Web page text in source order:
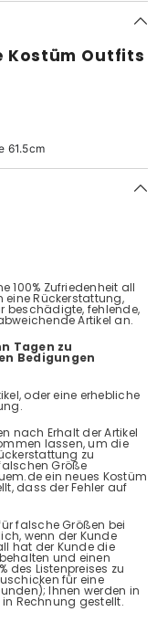
Kostüm Outfits
61.5cm
100% Zufriedenheit all
eine Rückerstattung,
beschädigte, fehlende,
Artikel an.
Tagen zu
Bedigungen
oder eine erhebliche
nach Erhalt der Artikel
lassen, um die
zu
Größe
ein neues Kostüm
dass der Fehler auf
falsche Größen bei
wenn der Kunde
hat der Kunde die
und einen
des Listenpreises zu
für eine
Ihnen werden in
in Rechnung gestellt.